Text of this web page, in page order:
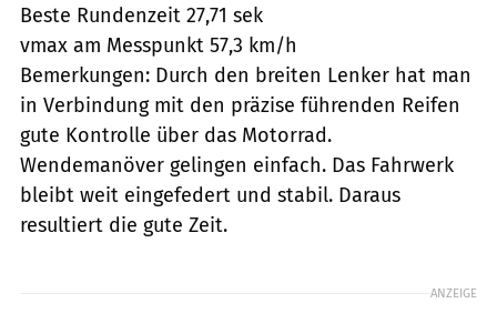
Beste Rundenzeit 27,71 sek
vmax am Messpunkt 57,3 km/h
Bemerkungen: Durch den breiten Lenker hat man
in Verbindung mit den präzise führenden Reifen
gute Kontrolle über das Motorrad.
Wendemanöver gelingen einfach. Das Fahrwerk
bleibt weit eingefedert und stabil. Daraus
resultiert die gute Zeit.
ANZEIGE